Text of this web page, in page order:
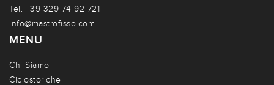
Tel. +39 329 74 92 721
info@mastrofisso.com
MENU
Chi Siamo
Ciclostoriche